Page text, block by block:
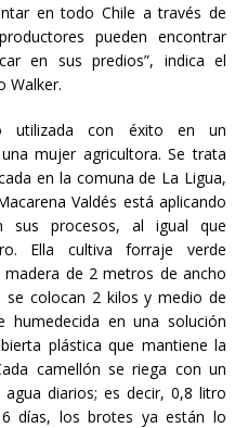
en todo Chile a través de
pueden encontrar
en sus predios”, indica el
Walker.
utilizada con éxito en un
mujer agricultora. Se trata
en la comuna de La Ligua,
Valdés está aplicando
sus procesos, al igual que
Ella cultiva forraje verde
de 2 metros de ancho
colocan 2 kilos y medio de
humedecida en una solución
plástica que mantiene la
camellón se riega con un
diarios; es decir, 0,8 litro
días, los brotes ya están lo